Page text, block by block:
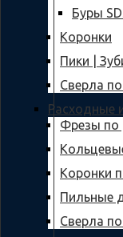
Буры
Коронки
Пики |
Сверла
Расходные
Фрезы по
Коронки
Пильные
Сверла